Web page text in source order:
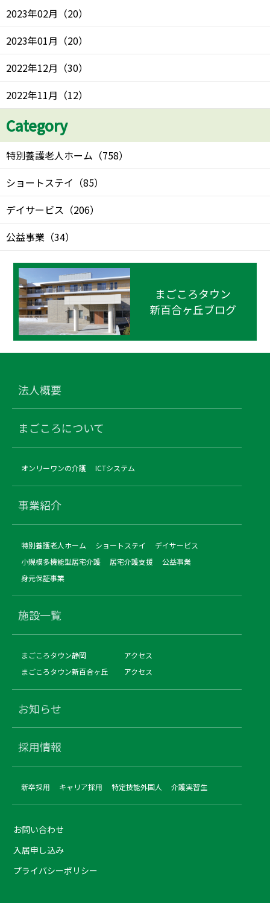
2023年02月 （20）
2023年01月 （20）
2022年12月 （30）
2022年11月 （12）
Category
特別養護老人ホーム （758）
ショートステイ （85）
デイサービス （206）
公益事業 （34）
まごころタウン
新百合ヶ丘ブログ
法人概要
まごころについて
オンリーワンの介護 ICTシステム
事業紹介
特別養護老人ホーム ショートステイ
デイサービス
小規模多機能型居宅介護
居宅介護支援
公益事業
身元保証事業
施設一覧
まごころタウン静岡
アクセス
まごころタウン新百合ヶ丘
アクセス
お知らせ
採用情報
新卒採用 キャリア採用 特定技能外国人 介護実習生
お問い合わせ
入居申し込み
プライバシーポリシー